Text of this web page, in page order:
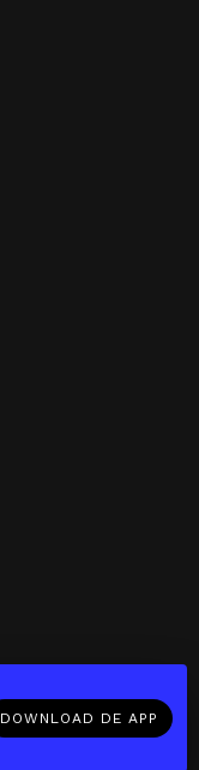
DOWNLOAD DE APP